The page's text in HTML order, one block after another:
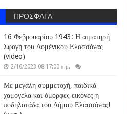
ΠΡΟΣΦΑΤΑ
16 Φεβρουαρίου 1943: Η αιματηρή
Σφαγή του Δομένικου Ελασσόνας
(video)
2/16/2023 08:17:00 π.μ.
Με μεγάλη συμμετοχή, παιδικά
χαμόγελα και όμορφες εικόνες η
ποδηλατάδα του Δήμου Ελασσόνας!